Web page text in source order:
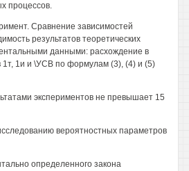
процессов.
Сравнение зависимостей
результатов теоретических
данными: расхождение в
1и и \УСВ по формулам (3), (4) и (5)
экспериментов не превышает 15
вероятностных параметров
определенного закона